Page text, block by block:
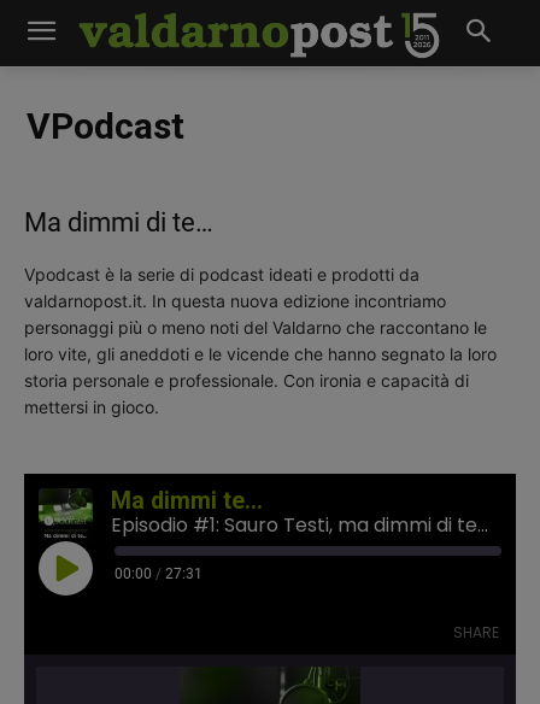
VPodcast
Ma dimmi di te…
Vpodcast è la serie di podcast ideati e prodotti da
valdarnopost.it. In questa nuova edizione incontriamo
personaggi più o meno noti del Valdarno che raccontano le
loro vite, gli aneddoti e le vicende che hanno segnato la loro
storia personale e professionale. Con ironia e capacità di
mettersi in gioco.
Ma dimmi te...
Episodio #1: Sauro Testi, ma dimmi di te...
Play
Episode
00:00 / 27:31
SHARE